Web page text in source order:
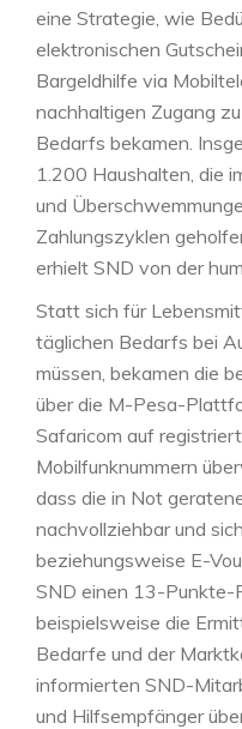
eine Strategie, wie
elektronischen
Bargeldhilfe via
nachhaltigen Zugang
Bedarfs bekamen.
1.200 Haushalten, die
und
Zahlungszyklen
erhielt SND von der
Statt sich für
täglichen Bedarfs bei
müssen, bekamen die
über die M-Pesa-
Safaricom auf
Mobilfunknummern
dass die in Not
nachvollziehbar und
beziehungsweise E-
SND einen 13-Punkte-
beispielsweise die
Bedarfe und der
informierten SND-
und Hilfsempfänger